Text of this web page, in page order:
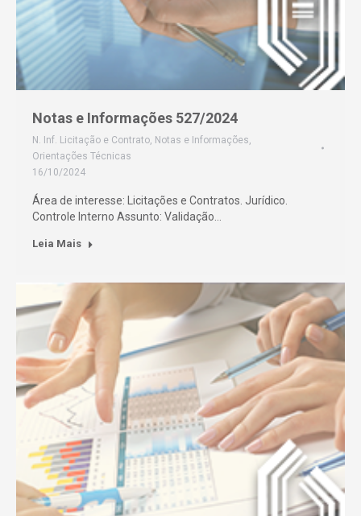
Notas e Informações 527/2024
N. Inf. Licitação e Contrato, Notas e Informações,
Orientações Técnicas
16/10/2024
Área de interesse: Licitações e Contratos. Jurídico.
Controle Interno Assunto: Validação…
Leia Mais